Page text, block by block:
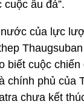
ẩu đả”.
của lực
biết cuộc chiến
chính phủ của
chưa kết